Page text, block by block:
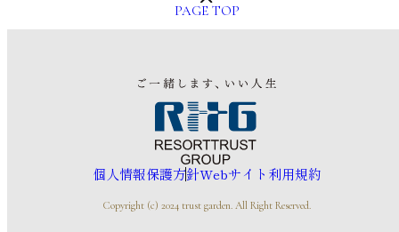
PAGE TOP
個人情報保護方針Webサイト利用規約
Copyright (c) 2024 trust garden. All Right Reserved.